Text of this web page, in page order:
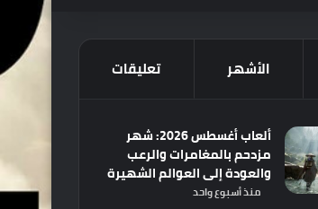
الأشهر تعليقات
ألعاب أغسطس 2026: شهر
مزدحم بالمغامرات والرعب
والعودة إلى العوالم الشهيرة
منذ أسبوع واحد